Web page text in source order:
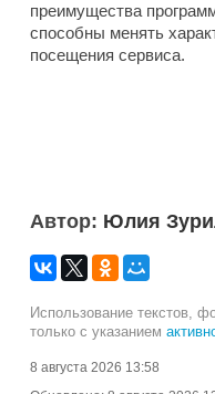
преимущества
способны менять
посещения сервиса.
Автор: Юлия
Использование текстов,
только с указанием
8 августа 2026 13:58